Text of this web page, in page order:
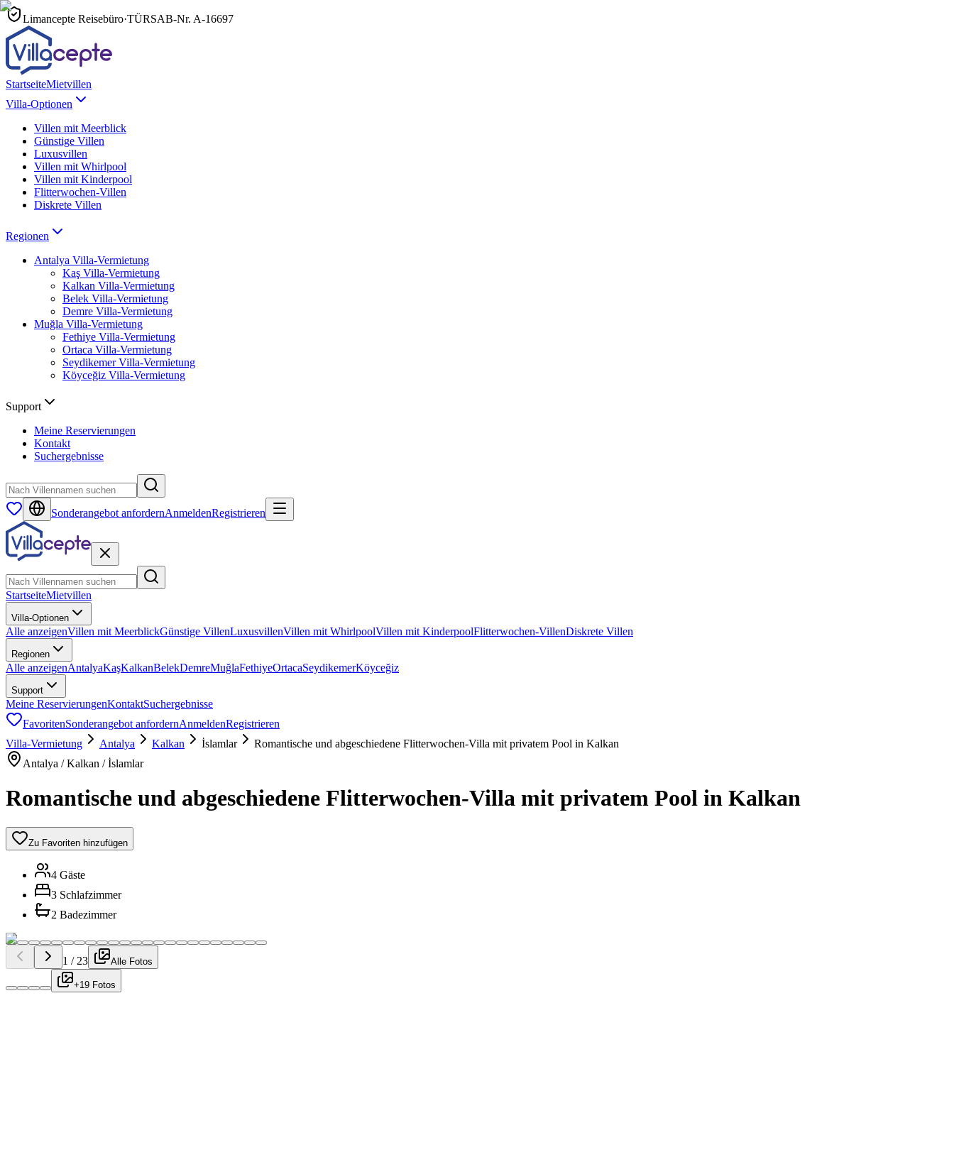
Limancepte Reisebüro·TÜRSAB-Nr. A-16697
StartseiteMietvillen
Villa-Optionen
Villen mit Meerblick
Günstige Villen
Luxusvillen
Villen mit Whirlpool
Villen mit Kinderpool
Flitterwochen-Villen
Diskrete Villen
Regionen
Antalya Villa-Vermietung
Kaş Villa-Vermietung
Kalkan Villa-Vermietung
Belek Villa-Vermietung
Demre Villa-Vermietung
Muğla Villa-Vermietung
Fethiye Villa-Vermietung
Ortaca Villa-Vermietung
Seydikemer Villa-Vermietung
Köyceğiz Villa-Vermietung
Support
Meine Reservierungen
Kontakt
Suchergebnisse
Sonderangebot anfordernAnmeldenRegistrieren
StartseiteMietvillen
Villa-Optionen
Alle anzeigenVillen mit MeerblickGünstige VillenLuxusvillenVillen mit WhirlpoolVillen mit KinderpoolFlitterwochen-VillenDiskrete Villen
Regionen
Alle anzeigenAntalyaKaşKalkanBelekDemreMuğlaFethiyeOrtacaSeydikemerKöyceğiz
Support
Meine ReservierungenKontaktSuchergebnisse
FavoritenSonderangebot anfordernAnmeldenRegistrieren
Villa-Vermietung
Antalya Kalkan İslamlar
Romantische und abgeschiedene Flitterwochen-Villa mit privatem Pool in Kalkan
Antalya / Kalkan / İslamlar
Romantische und abgeschiedene Flitterwochen-Villa mit privatem Pool in Kalkan
Zu Favoriten hinzufügen
4 Gäste
3 Schlafzimmer
2 Badezimmer
1 / 23 Alle Fotos
+19 Fotos